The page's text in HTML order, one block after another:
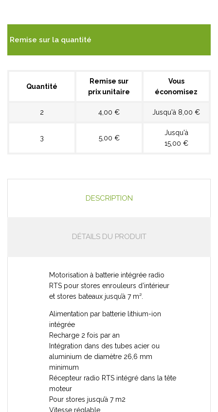
Remise sur la quantité
Quantité
Remise sur
prix unitaire
Vous
économisez
2 4,00 € Jusqu'à 8,00 €
3 5,00 €
Jusqu'à
15,00 €
DESCRIPTION
DÉTAILS DU PRODUIT
Motorisation à batterie intégrée radio
RTS pour stores enrouleurs d’intérieur
et stores bateaux jusqu’à 7 m².
Alimentation par batterie lithium-ion
intégrée
Recharge 2 fois par an
Intégration dans des tubes acier ou
aluminium de diamètre 26,6 mm
minimum
Récepteur radio RTS intégré dans la tête
moteur
Pour stores jusqu’à 7 m2
Vitesse réglable